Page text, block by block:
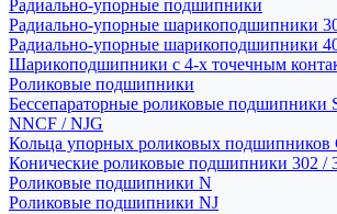
Радиально-упорные подшипники
Радиально-упорные шарикоподшипники
Радиально-упорные шарикоподшипники
Шарикоподшипники с 4-х точечным
Роликовые подшипники
Бессепараторные роликовые подшипники
NNCF / NJG
Кольца упорных роликовых подшипников
Конические роликовые подшипники 302 /
Роликовые подшипники N
Роликовые подшипники NJ